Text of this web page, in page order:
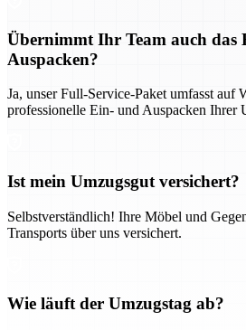
Übernimmt Ihr Team auch das
Auspacken?
Ja, unser Full-Service-Paket umfasst auf
professionelle Ein- und Auspacken Ihrer
Ist mein Umzugsgut versichert?
Selbstverständlich! Ihre Möbel und
Transports über uns versichert.
Wie läuft der Umzugstag ab?